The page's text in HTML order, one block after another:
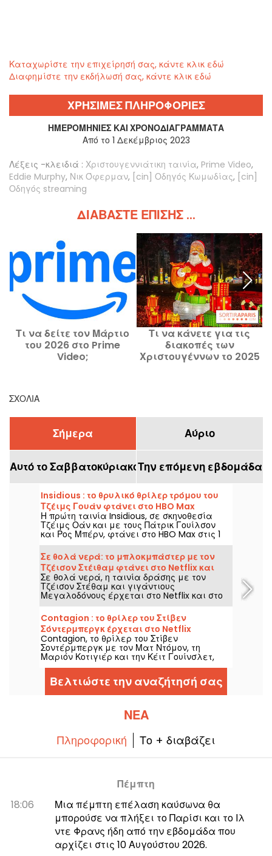
Καταχωρίστε την επιχείρησή σας, κάντε κλικ εδώ
Διαφημίστε την εκδήλωσή σας, κάντε κλικ εδώ
ΧΡΗΣΙΜΕΣ ΠΛΗΡΟΦΟΡΙΕΣ
ΗΜΕΡΟΜΗΝΊΕΣ ΚΑΙ ΧΡΟΝΟΔΙΑΓΡΆΜΜΑΤΑ
Από το 1 Δεκέμβριος 2023
Λέξεις -κλειδιά : Χριστουγεννιάτικη ταινία, Prime Video,
Eddie Murphy, Νικ Όφερμαν, [cin] Οδηγός Κωμωδίας, [cin]
Οδηγός streaming
ΔΙΑΒΆΣΤΕ ΕΠΊΣΗΣ ...
Τι να δείτε τον Μάρτιο
του 2026 στο Prime
Video;
Τι να κάνετε για τις
διακοπές των
Χριστουγέννων το 2025
ΣΧΌΛΙΑ
Σήμερα Αύριο
Αυτό το ΣαββατοκύριακοΤην επόμενη εβδομάδα
Insidious : το θρυλικό θρίλερ τρόμου του
Τζέιμς Γουάν φτάνει στο HBO Max
Η πρώτη ταινία Insidious, σε σκηνοθεσία
Τζέιμς Οάν και με τους Πάτρικ Γουίλσον
και Ρος Μπέρν, φτάνει στο HBO Max στις 1
Αυγούστου 2026.
Σε θολά νερά: το μπλοκμπάστερ με τον
Τζέισον Στέιθαμ φτάνει στο Netflix και
στο HBO Max
Σε θολά νερά, η ταινία δράσης με τον
Τζέισον Στέθαμ και γιγάντιους
Μεγαλοδόνους έρχεται στο Netflix και στο
HBO Max στις 2 Αυγούστου 2026.
Contagion : το θρίλερ του Στίβεν
Σόντερμπεργκ έρχεται στο Netflix
Contagion, το θρίλερ του Στίβεν
Σοντέρμπεργκ με τον Ματ Ντόμον, τη
Μαριόν Κοτιγιέρ και την Κέιτ Γουίνσλετ,
φτάνει στο Netflix στις 6 Αυγούστου 2026.
Βελτιώστε την αναζήτησή σας
ΝΈΑ
Πληροφορική Το + διαβάζει
Πέμπτη
18:06
Μια πέμπτη επέλαση καύσωνα θα
μπορούσε να πλήξει το Παρίσι και το Ιλ
ντε Φρανς ήδη από την εβδομάδα που
αρχίζει στις 10 Αυγούστου 2026.